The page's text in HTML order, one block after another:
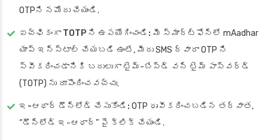
OTPని నమోదు చేయండి.
ఐచ్ఛికంగా TOTP ని ఉపయోగించండి: మీ స్మార్ట్‌ఫోన్‌లో mAadhar
యాప్ ఇన్‌స్టాల్ చేయబడి ఉంటే, మీరు SMS ద్వారా OTP ని
స్వీకరించడానికి బదులుగా టైమ్-బేస్డ్ వన్ టైమ్ పాస్‌వర్డ్
(TOTP) ను రూపొందించవచ్చు.
ఇ-ఆధార్ డౌన్‌లోడ్ చేసుకోండి: OTP ధృవీకరించబడిన తర్వాత,
“డౌన్‌లోడ్ ఇ-ఆధార్” పై క్లిక్ చేయండి.